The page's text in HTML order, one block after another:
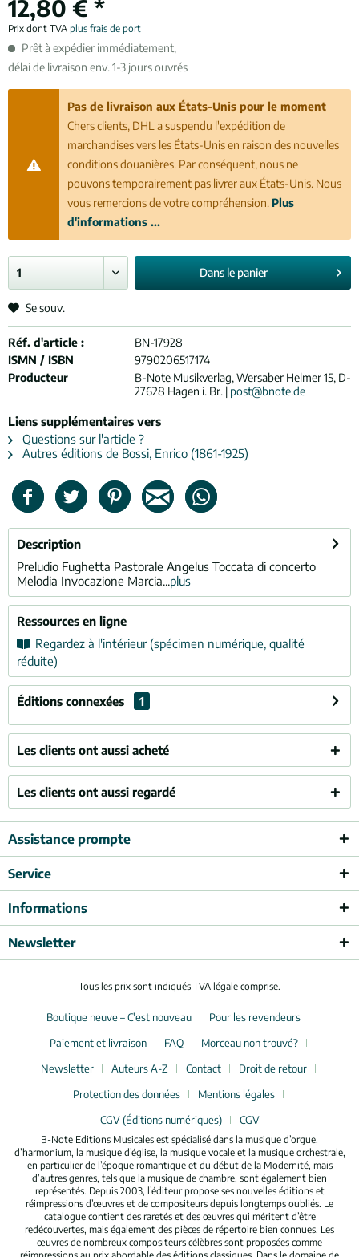
12,80 € *
Prix dont TVA plus frais de port
Prêt à expédier immédiatement,
délai de livraison env. 1-3 jours ouvrés
Pas de livraison aux États-Unis pour le moment
Chers clients, DHL a suspendu l'expédition de
marchandises vers les États-Unis en raison des nouvelles
conditions douanières. Par conséquent, nous ne
pouvons temporairement pas livrer aux États-Unis. Nous
vous remercions de votre compréhension. Plus
d'informations ...
Dans le panier
Se souv.
Réf. d'article :
BN-17928
ISMN / ISBN
9790206517174
Producteur
B-Note Musikverlag, Wersaber Helmer 15, D-
27628 Hagen i. Br. | post@bnote.de
Liens supplémentaires vers
Questions sur l'article ?
Autres éditions de Bossi, Enrico (1861-1925)
Description
Preludio Fughetta Pastorale Angelus Toccata di concerto
Melodia Invocazione Marcia...plus
Ressources en ligne
Regardez à l'intérieur (spécimen numérique, qualité
réduite)
Éditions connexées 1
Les clients ont aussi acheté
Les clients ont aussi regardé
Assistance prompte
Service
Informations
Newsletter
Tous les prix sont indiqués TVA légale comprise.
Boutique neuve – C'est nouveau
Pour les revendeurs
Paiement et livraison
FAQ
Morceau non trouvé?
Newsletter
Auteurs A-Z Contact
Droit de retour
Protection des données
Mentions légales
CGV (Éditions numériques)
CGV
B-Note Editions Musicales est spécialisé dans la musique d’orgue,
d’harmonium, la musique d’église, la musique vocale et la musique orchestrale,
en particulier de l’époque romantique et du début de la Modernité, mais
d’autres genres, tels que la musique de chambre, sont également bien
représentés. Depuis 2003, l’éditeur propose ses nouvelles éditions et
réimpressions d’œuvres et de compositeurs depuis longtemps oubliés. Le
catalogue contient des raretés et des œuvres qui méritent d’être
redécouvertes, mais également des pièces de répertoire bien connues. Les
œuvres de nombreux compositeurs célèbres sont proposées comme